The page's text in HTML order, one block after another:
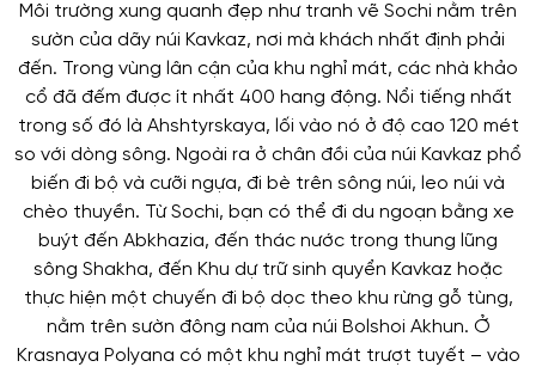
Môi trường xung quanh đẹp như tranh vẽ Sochi nằm trên
sườn của dãy núi Kavkaz, nơi mà khách nhất định phải
đến. Trong vùng lân cận của khu nghỉ mát, các nhà khảo
cổ đã đếm được ít nhất 400 hang động. Nổi tiếng nhất
trong số đó là Ahshtyrskaya, lối vào nó ở độ cao 120 mét
so với dòng sông. Ngoài ra ở chân đồi của núi Kavkaz phổ
biến đi bộ và cưỡi ngựa, đi bè trên sông núi, leo núi và
chèo thuyền. Từ Sochi, bạn có thể đi du ngoạn bằng xe
buýt đến Abkhazia, đến thác nước trong thung lũng
sông Shakha, đến Khu dự trữ sinh quyển Kavkaz hoặc
thực hiện một chuyến đi bộ dọc theo khu rừng gỗ tùng,
nằm trên sườn đông nam của núi Bolshoi Akhun. Ở
Krasnaya Polyana có một khu nghỉ mát trượt tuyết – vào